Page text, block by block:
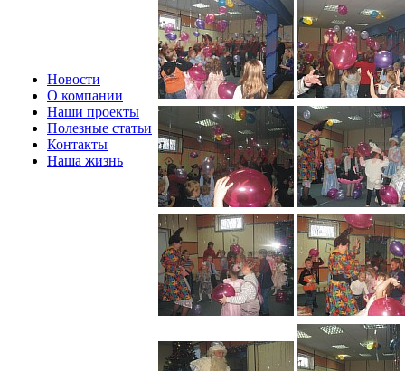
Новости
О компании
Наши проекты
Полезные статьи
Контакты
Наша жизнь